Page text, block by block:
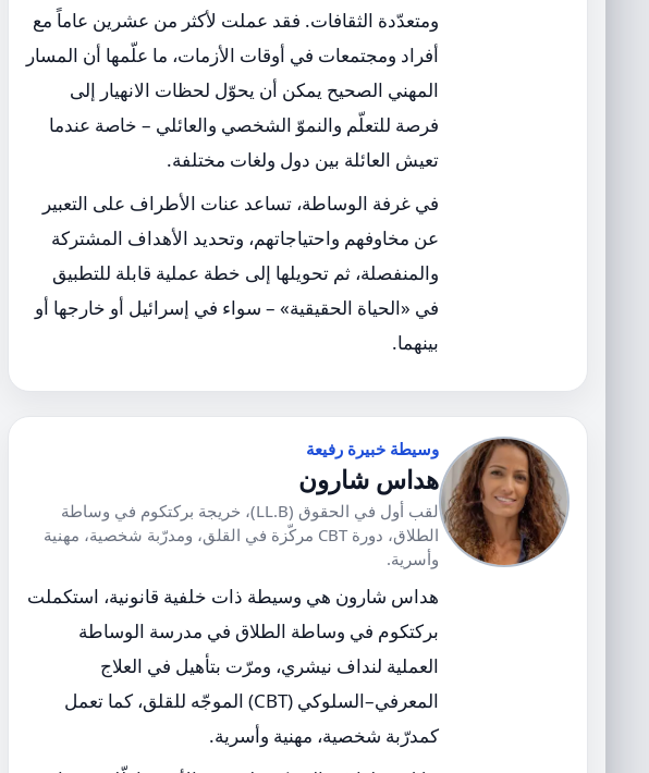
ومتعدّدة الثقافات. فقد عملت لأكثر من عشرين عاماً مع
أفراد ومجتمعات في أوقات الأزمات، ما علّمها أن المسار
المهني الصحيح يمكن أن يحوّل لحظات الانهيار إلى
فرصة للتعلّم والنموّ الشخصي والعائلي – خاصة عندما
تعيش العائلة بين دول ولغات مختلفة.
في غرفة الوساطة، تساعد عنات الأطراف على التعبير
عن مخاوفهم واحتياجاتهم، وتحديد الأهداف المشتركة
والمنفصلة، ثم تحويلها إلى خطة عملية قابلة للتطبيق
في «الحياة الحقيقية» – سواء في إسرائيل أو خارجها أو
بينهما.
وسيطة خبيرة رفيعة
هداس شارون
لقب أول في الحقوق (LL.B)، خريجة بركتكوم في وساطة
الطلاق، دورة CBT مركّزة في القلق، ومدرّبة شخصية، مهنية
وأسرية.
هداس شارون هي وسيطة ذات خلفية قانونية، استكملت
بركتكوم في وساطة الطلاق في مدرسة الوساطة
العملية لنداف نيشري، ومرّت بتأهيل في العلاج
المعرفي–السلوكي (CBT) الموجّه للقلق، كما تعمل
كمدرّبة شخصية، مهنية وأسرية.